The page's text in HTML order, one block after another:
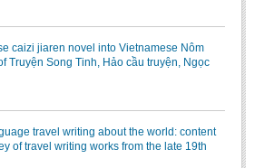
caizi jiaren novel into Vietnamese Nôm
Truyện Song Tinh, Hảo cầu truyện, Ngọc
travel writing about the world: content
of travel writing works from the late 19th